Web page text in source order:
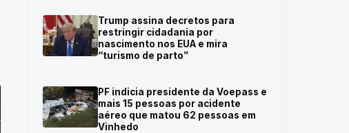
Trump assina decretos para
restringir cidadania por
nascimento nos EUA e mira
“turismo de parto”
PF indicia presidente da Voepass e
mais 15 pessoas por acidente
aéreo que matou 62 pessoas em
Vinhedo